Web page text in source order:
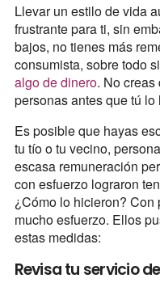
Llevar un estilo de vida
frustrante para ti, sin
bajos, no tienes más
consumista, sobre todo
algo de dinero. No creas
personas antes que tú
Es posible que hayas
tu tío o tu vecino,
escasa remuneración
con esfuerzo lograron
¿Cómo lo hicieron?
mucho esfuerzo. Ellos
estas medidas:
Revisa tu servicio